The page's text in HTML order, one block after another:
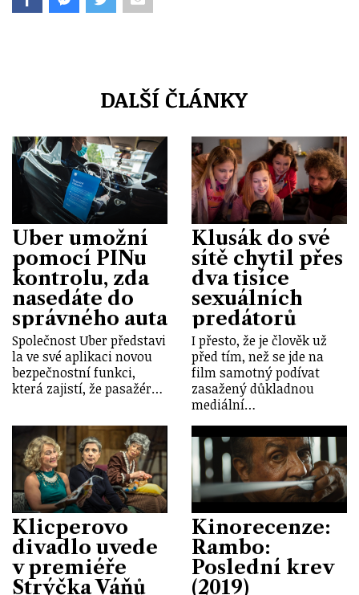
DALŠÍ ČLÁNKY
Uber umožní
pomocí PINu
kontrolu, zda
nasedáte do
správného auta
Společnost Uber představi
la ve své aplikaci novou
bezpečnostní funkci,
která zajistí, že pasažér…
Klusák do své
sítě chytil přes
dva tisíce
sexuálních
predátorů
I přesto, že je člověk už
před tím, než se jde na
film samotný podívat
zasažený důkladnou
mediální…
Klicperovo
divadlo uvede
v premiéře
Strýčka Váňů
Kinorecenze:
Rambo:
Poslední krev
(2019)